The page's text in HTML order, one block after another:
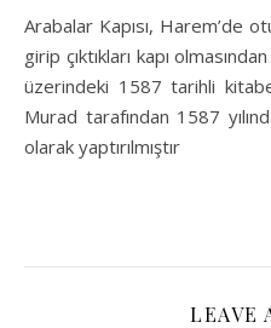
Arabalar Kapısı, Harem’de oturan bütün kadınların araba ile
girip çıktıkları kapı
üzerindeki 1587 tarihli
Murad tarafından 1587
olarak yaptırılmıştır
LEAVE